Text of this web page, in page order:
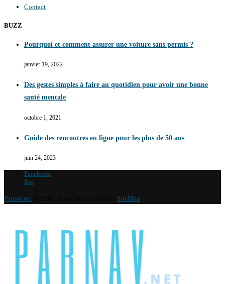
Contact
BUZZ
Pourquoi et comment assurer une voiture sans permis ?
janvier 19, 2022
Des gestes simples à faire au quotidien pour avoir une bonne
santé mentale
octobre 1, 2021
Guide des rencontres en ligne pour les plus de 50 ans
juin 24, 2023
Facebook
Rss
Parnav.net SiteMap